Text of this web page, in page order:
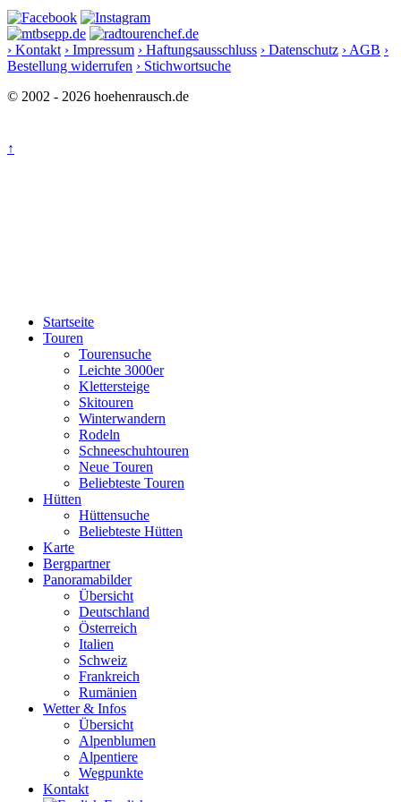
› Kontakt › Impressum › Haftungsausschluss › Datenschutz › AGB ›
Bestellung widerrufen › Stichwortsuche
© 2002 - 2026 hoehenrausch.de
↑
Startseite
Touren
Tourensuche
Leichte 3000er
Klettersteige
Skitouren
Winterwandern
Rodeln
Schneeschuhtouren
Neue Touren
Beliebteste Touren
Hütten
Hüttensuche
Beliebteste Hütten
Karte
Bergpartner
Panoramabilder
Übersicht
Deutschland
Österreich
Italien
Schweiz
Frankreich
Rumänien
Wetter & Infos
Übersicht
Alpenblumen
Alpentiere
Wegpunkte
Kontakt